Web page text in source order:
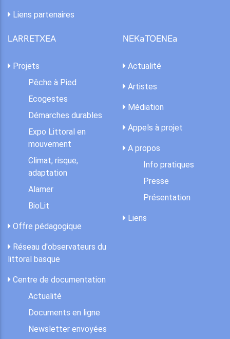
Liens partenaires
LARRETXEA
Projets
Pêche à Pied
Ecogestes
Démarches durables
Expo Littoral en
mouvement
Climat, risque,
adaptation
Alamer
BioLit
Offre pédagogique
Réseau d'observateurs du
littoral basque
Centre de documentation
Actualité
Documents en ligne
Newsletter envoyées
NEKaTOENEa
Actualité
Artistes
Médiation
Appels à projet
A propos
Info pratiques
Presse
Présentation
Liens